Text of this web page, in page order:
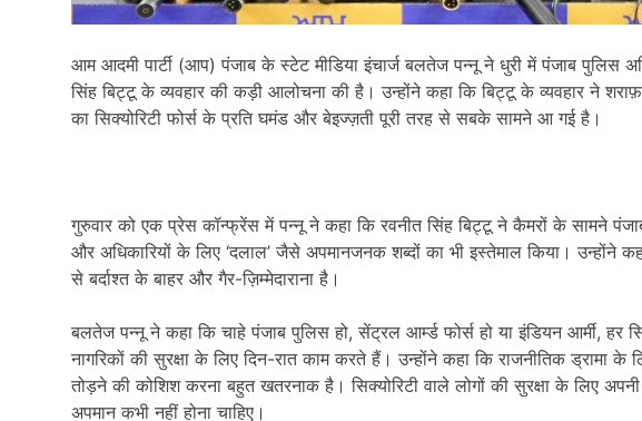
आम आदमी पार्टी (आप) पंजाब के स्टेट मीडिया इंचार्ज बलतेज पन्नू ने धुरी में पंजाब पुलिस
सिंह बिट्टू के व्यवहार की कड़ी आलोचना की है। उन्होंने कहा कि बिट्टू के व्यवहार ने
का सिक्योरिटी फोर्स के प्रति घमंड और बेइज्ज़ती पूरी तरह से सबके सामने आ गई है।
गुरुवार को एक प्रेस कॉन्फ्रेंस में पन्नू ने कहा कि रवनीत सिंह बिट्टू ने कैमरों के सामने
और अधिकारियों के लिए ‘दलाल’ जैसे अपमानजनक शब्दों का भी इस्तेमाल किया। उन्होंने
से बर्दाश्त के बाहर और गैर-ज़िम्मेदाराना है।
बलतेज पन्नू ने कहा कि चाहे पंजाब पुलिस हो, सेंट्रल आर्म्ड फोर्स हो या इंडियन आर्मी, हर
नागरिकों की सुरक्षा के लिए दिन-रात काम करते हैं। उन्होंने कहा कि राजनीतिक ड्रामा के
तोड़ने की कोशिश करना बहुत खतरनाक है। सिक्योरिटी वाले लोगों की सुरक्षा के लिए
अपमान कभी नहीं होना चाहिए।